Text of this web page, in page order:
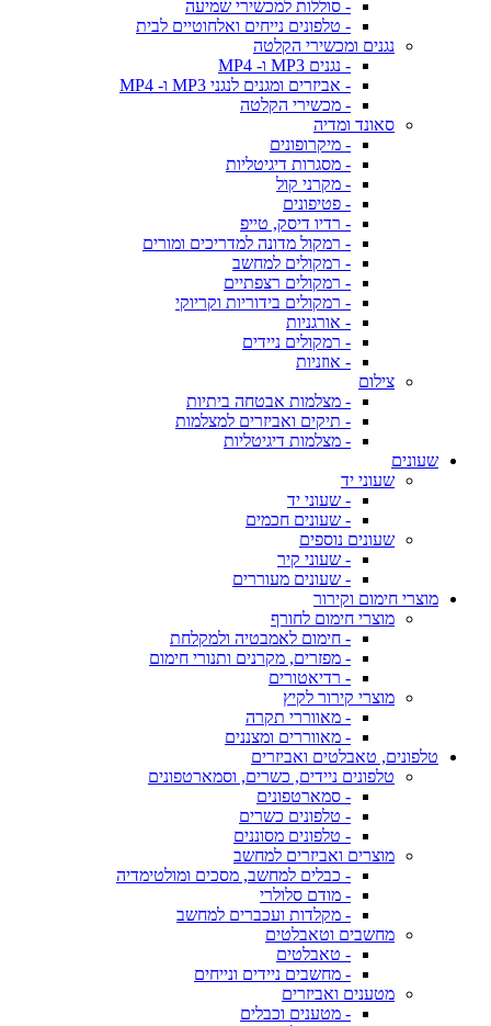
- סוללות למכשירי שמיעה
- טלפונים נייחים ואלחוטיים לבית
נגנים ומכשירי הקלטה
- נגנים MP3 ו- MP4
- אביזרים ומגנים לנגני MP3 ו- MP4
- מכשירי הקלטה
סאונד ומדיה
- מיקרופונים
- מסגרות דיגיטליות
- מקרני קול
- פטיפונים
- רדיו דיסק, טייפ
- רמקול מדונה למדריכים ומורים
- רמקולים למחשב
- רמקולים רצפתיים
- רמקולים בידוריות וקריוקי
- אורגניות
- רמקולים ניידים
- אוזניות
צילום
- מצלמות אבטחה ביתיות
- תיקים ואביזרים למצלמות
- מצלמות דיגיטליות
שעונים
שעוני יד
- שעוני יד
- שעונים חכמים
שעונים נוספים
- שעוני קיר
- שעונים מעוררים
מוצרי חימום וקירור
מוצרי חימום לחורף
- חימום לאמבטיה ולמקלחת
- מפזרים, מקרנים ותנורי חימום
- רדיאטורים
מוצרי קירור לקיץ
- מאווררי תקרה
- מאווררים ומצננים
טלפונים, טאבלטים ואביזרים
טלפונים ניידים, כשרים, וסמארטפונים
- סמארטפונים
- טלפונים כשרים
- טלפונים מסוננים
מוצרים ואביזרים למחשב
- כבלים למחשב, מסכים ומולטימדיה
- מודם סלולרי
- מקלדות ועכברים למחשב
מחשבים וטאבלטים
- טאבלטים
- מחשבים ניידים ונייחים
מטענים ואביזרים
- מטענים וכבלים